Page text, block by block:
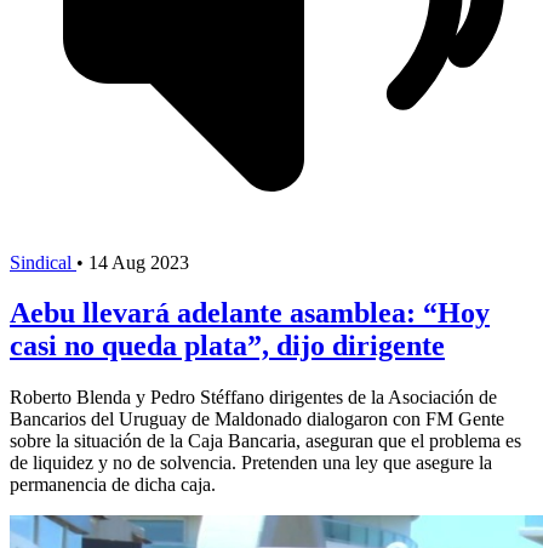
Sindical • 14 Aug 2023
Aebu llevará adelante asamblea: “Hoy
casi no queda plata”, dijo dirigente
Roberto Blenda y Pedro Stéffano dirigentes de la Asociación de
Bancarios del Uruguay de Maldonado dialogaron con FM Gente
sobre la situación de la Caja Bancaria, aseguran que el problema es
de liquidez y no de solvencia. Pretenden una ley que asegure la
permanencia de dicha caja.